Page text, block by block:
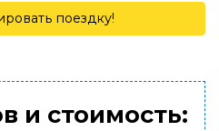
поездку!
и стоимость: